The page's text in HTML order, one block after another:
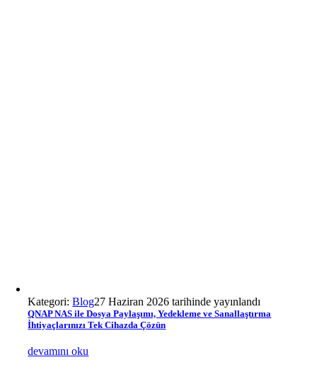
Kategori:Blog27 Haziran 2026 tarihinde yayınlandı
QNAP NAS ile Dosya Paylaşımı, Yedekleme ve Sanallaştırma
İhtiyaçlarınızı Tek Cihazda Çözün
devamını oku